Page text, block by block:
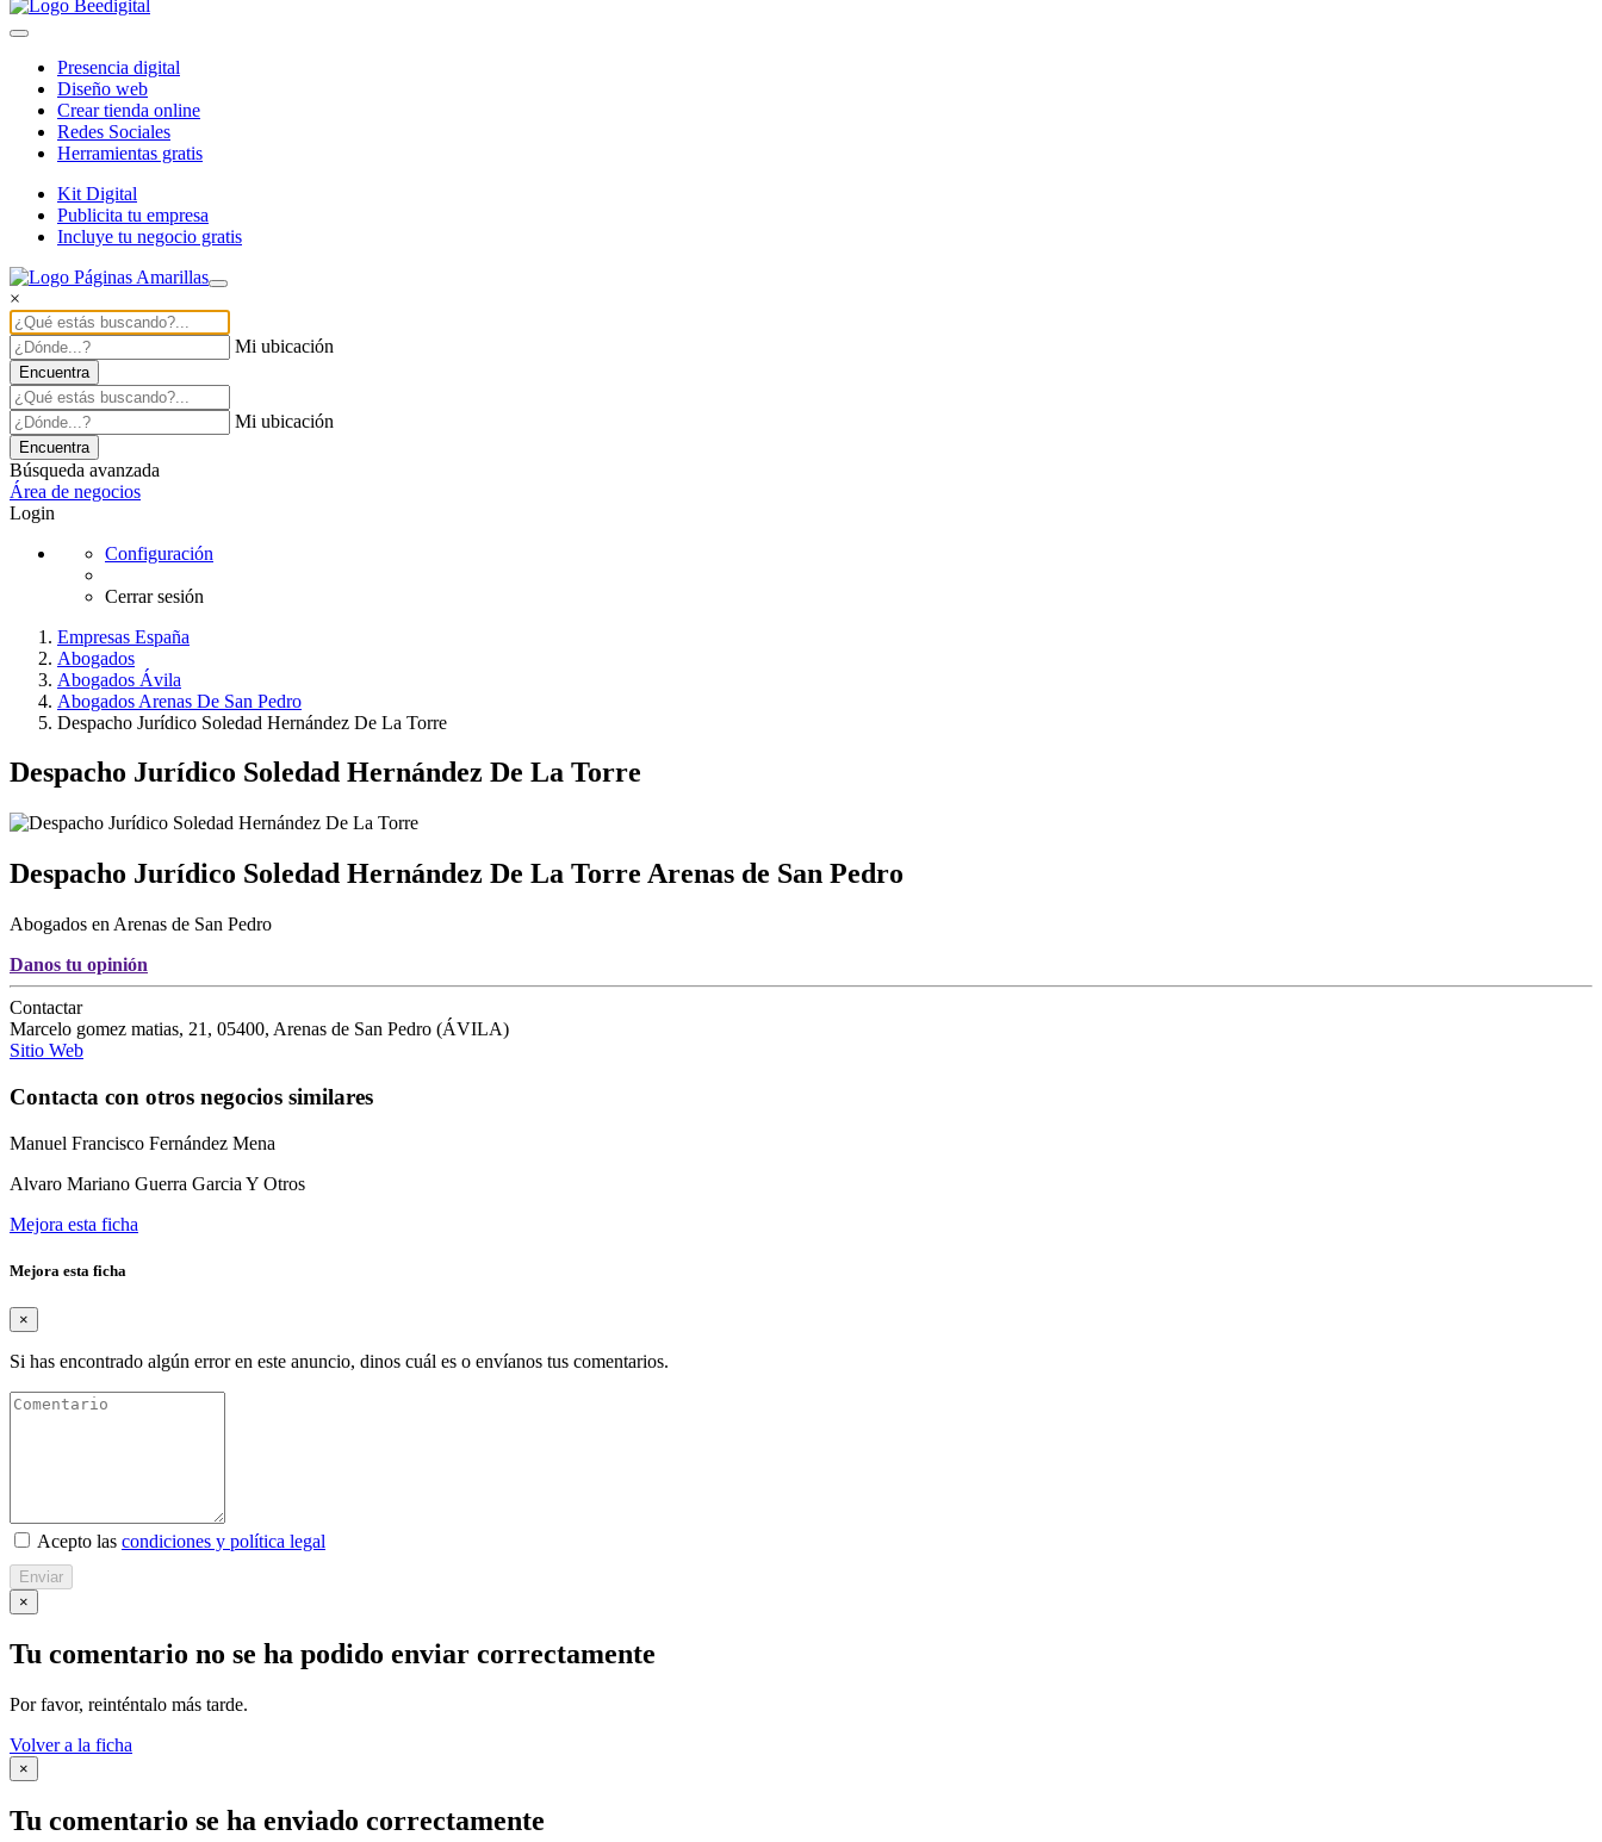
Presencia digital
Diseño web
Crear tienda online
Redes Sociales
Herramientas gratis
Kit Digital
Publicita tu empresa
Incluye tu negocio gratis
×
Mi ubicación
Encuentra
Mi ubicación
Encuentra
Búsqueda avanzada
Área de negocios
Login
Configuración
Cerrar sesión
Empresas España
Abogados
Abogados Ávila
Abogados Arenas De San Pedro
Despacho Jurídico Soledad Hernández De La Torre
Despacho Jurídico Soledad Hernández De La Torre
Despacho Jurídico Soledad Hernández De La Torre Arenas de San Pedro
Abogados en Arenas de San Pedro
Danos tu opinión
Contactar
Marcelo gomez matias, 21 , 05400, Arenas de San Pedro (ÁVILA)
Sitio Web
Contacta con otros negocios similares
Manuel Francisco Fernández Mena
Alvaro Mariano Guerra Garcia Y Otros
Mejora esta ficha
Mejora esta ficha
×
Si has encontrado algún error en este anuncio, dinos cuál es o envíanos tus comentarios.
Acepto las condiciones y política legal
Enviar
×
Tu comentario no se ha podido enviar correctamente
Por favor, reinténtalo más tarde.
Volver a la ficha
×
Tu comentario se ha enviado correctamente